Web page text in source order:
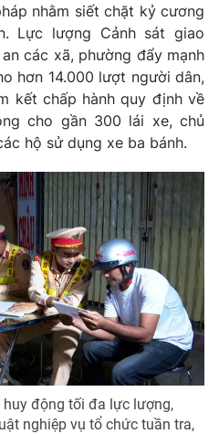
Podcast
Infographic
Shorts video
VTV Thể thao
Bất động sản
Tấm lòng Việt
Vươn mình bằng AI
VTV8
nhằm siết chặt kỷ cương
Lực lượng Cảnh sát giao
các xã, phường đẩy mạnh
hơn 14.000 lượt người dân,
kết chấp hành quy định về
cho gần 300 lái xe, chủ
hộ sử dụng xe ba bánh.
động tối đa lực lượng,
nghiệp vụ tổ chức tuần tra,